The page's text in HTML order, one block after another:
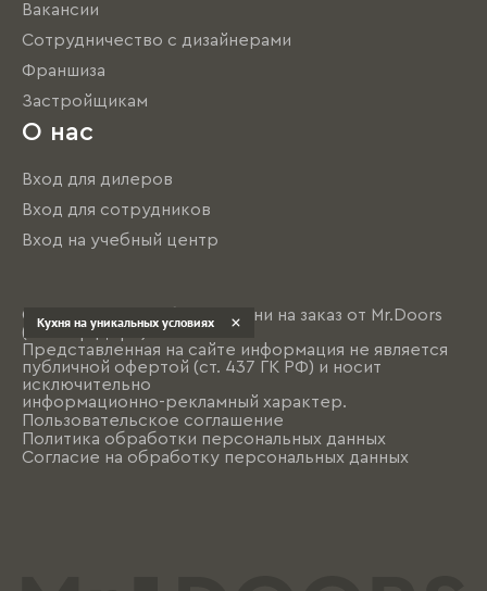
Вакансии
Сотрудничество с дизайнерами
Франшиза
Застройщикам
О нас
Вход для дилеров
Вход для сотрудников
Вход на учебный центр
© 2004 - 2026 Мебель и кухни на заказ от Mr.Doors
(Мистер Дорс)
Представленная на сайте информация не является
публичной офертой (ст. 437 ГК РФ) и носит
исключительно
информационно-рекламный характер.
Пользовательское соглашение
Политика обработки персональных данных
Согласие на обработку персональных данных
Кухня на уникальных условиях